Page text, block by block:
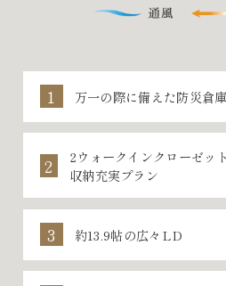
万一の際に備えた防災倉
2ウォークインクローゼッ
収納充実プラン
約13.9帖の広々LD